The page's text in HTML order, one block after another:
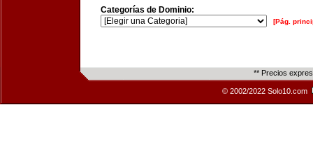
Categorías de Dominio:
[Pág.
** Precios
© 2002/2022 Solo10.com